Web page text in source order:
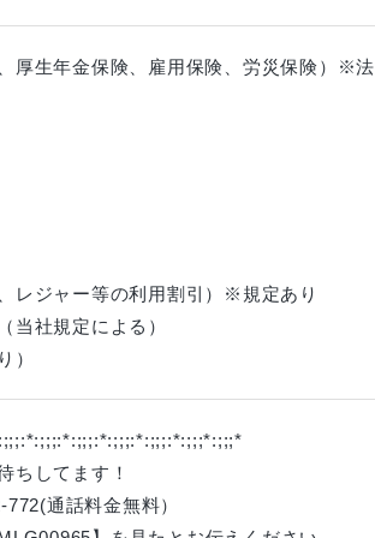
厚生年金保険、雇用保険、労災保険）※
レジャー等の利用割引）※規定あり
社規定による）
）
ちしてます！
通話料金無料）